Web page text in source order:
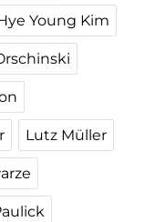
Young Kim
Lutz Müller